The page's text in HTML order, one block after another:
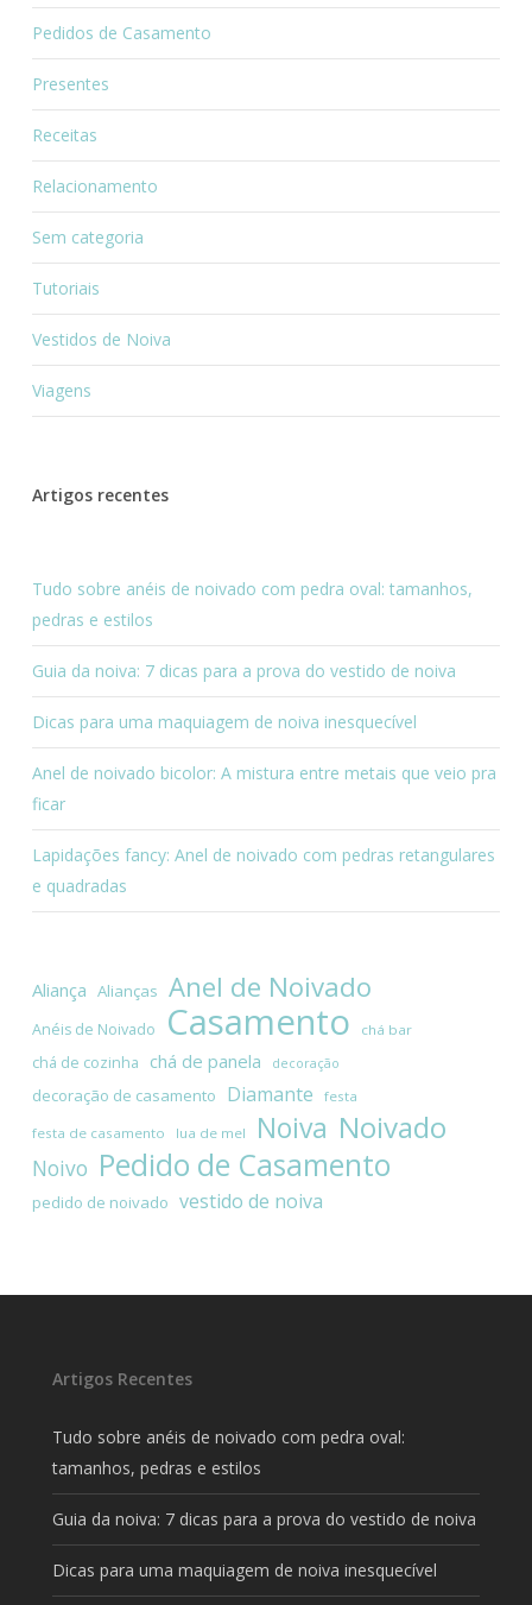
Pedidos de Casamento
Presentes
Receitas
Relacionamento
Sem categoria
Tutoriais
Vestidos de Noiva
Viagens
Artigos recentes
Tudo sobre anéis de noivado com pedra oval: tamanhos,
pedras e estilos
Guia da noiva: 7 dicas para a prova do vestido de noiva
Dicas para uma maquiagem de noiva inesquecível
Anel de noivado bicolor: A mistura entre metais que veio pra
ficar
Lapidações fancy: Anel de noivado com pedras retangulares
e quadradas
Aliança Alianças Anel de Noivado
Anéis de Noivado Casamento chá bar
chá de cozinha chá de panela decoração
decoração de casamento Diamante festa
festa de casamento lua de mel Noiva Noivado
Noivo Pedido de Casamento
pedido de noivado vestido de noiva
Artigos Recentes
Tudo sobre anéis de noivado com pedra oval:
tamanhos, pedras e estilos
Guia da noiva: 7 dicas para a prova do vestido de noiva
Dicas para uma maquiagem de noiva inesquecível